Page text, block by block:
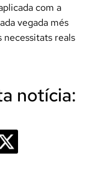
com a
vegada més
necessitats reals
notícia: